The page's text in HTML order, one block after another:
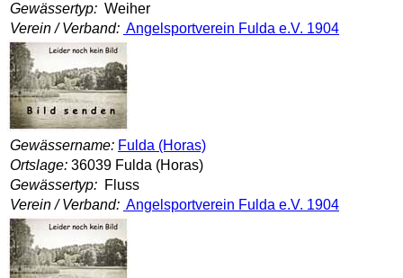
Gewässertyp: Weiher
Verein / Verband: Angelsportverein Fulda e.V. 1904
Gewässername: Fulda (Horas)
Ortslage: 36039 Fulda (Horas)
Gewässertyp: Fluss
Verein / Verband: Angelsportverein Fulda e.V. 1904